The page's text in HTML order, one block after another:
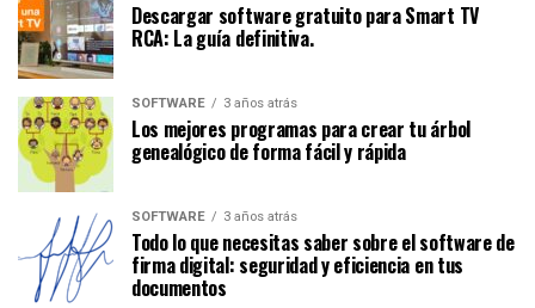
Descargar software gratuito para Smart TV
RCA: La guía definitiva.
SOFTWARE 3 años atrás
Los mejores programas para crear tu árbol
genealógico de forma fácil y rápida
SOFTWARE 3 años atrás
Todo lo que necesitas saber sobre el software de
firma digital: seguridad y eficiencia en tus
documentos